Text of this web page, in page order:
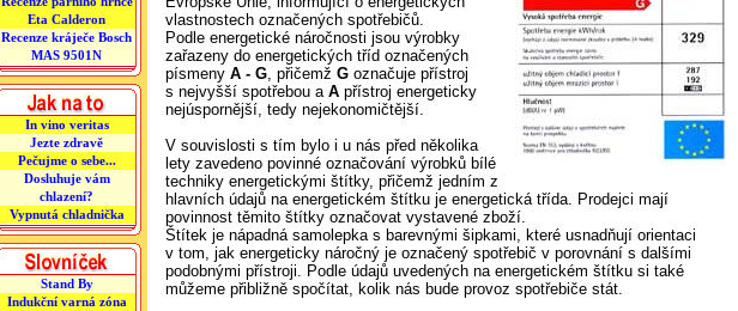
Eta Calderon
Recenze kráječe Bosch
MAS 9501N
In vino veritas
Jezte zdravě
Pečujme o sebe...
Dosluhuje vám
chlazení?
Vypnutá chladnička
Stand By
Indukční varná zóna
vlastnostech označených spotřebičů.
Podle energetické náročnosti jsou výrobky
zařazeny do energetických tříd označených
písmenyA - G, přičemžG označuje přístroj
s nejvyšší spotřebou aA přístroj energeticky
nejúspornější, tedy nejekonomičtější.
V souvislosti s tím bylo i u nás před několika
lety zavedeno povinné označování výrobků bílé
techniky energetickými štítky, přičemž jedním z
hlavních údajů na energetickém štítku je energetická třída. Prodejci mají
povinnost těmito štítky označovat vystavené zboží.
Štítek je nápadná samolepka s barevnými šipkami, které usnadňují orientaci
v tom, jak energeticky náročný je označený spotřebič v porovnání s dalšími
podobnými přístroji. Podle údajů uvedených na energetickém štítku si také
můžeme přibližně spočítat, kolik nás bude provoz spotřebiče stát.